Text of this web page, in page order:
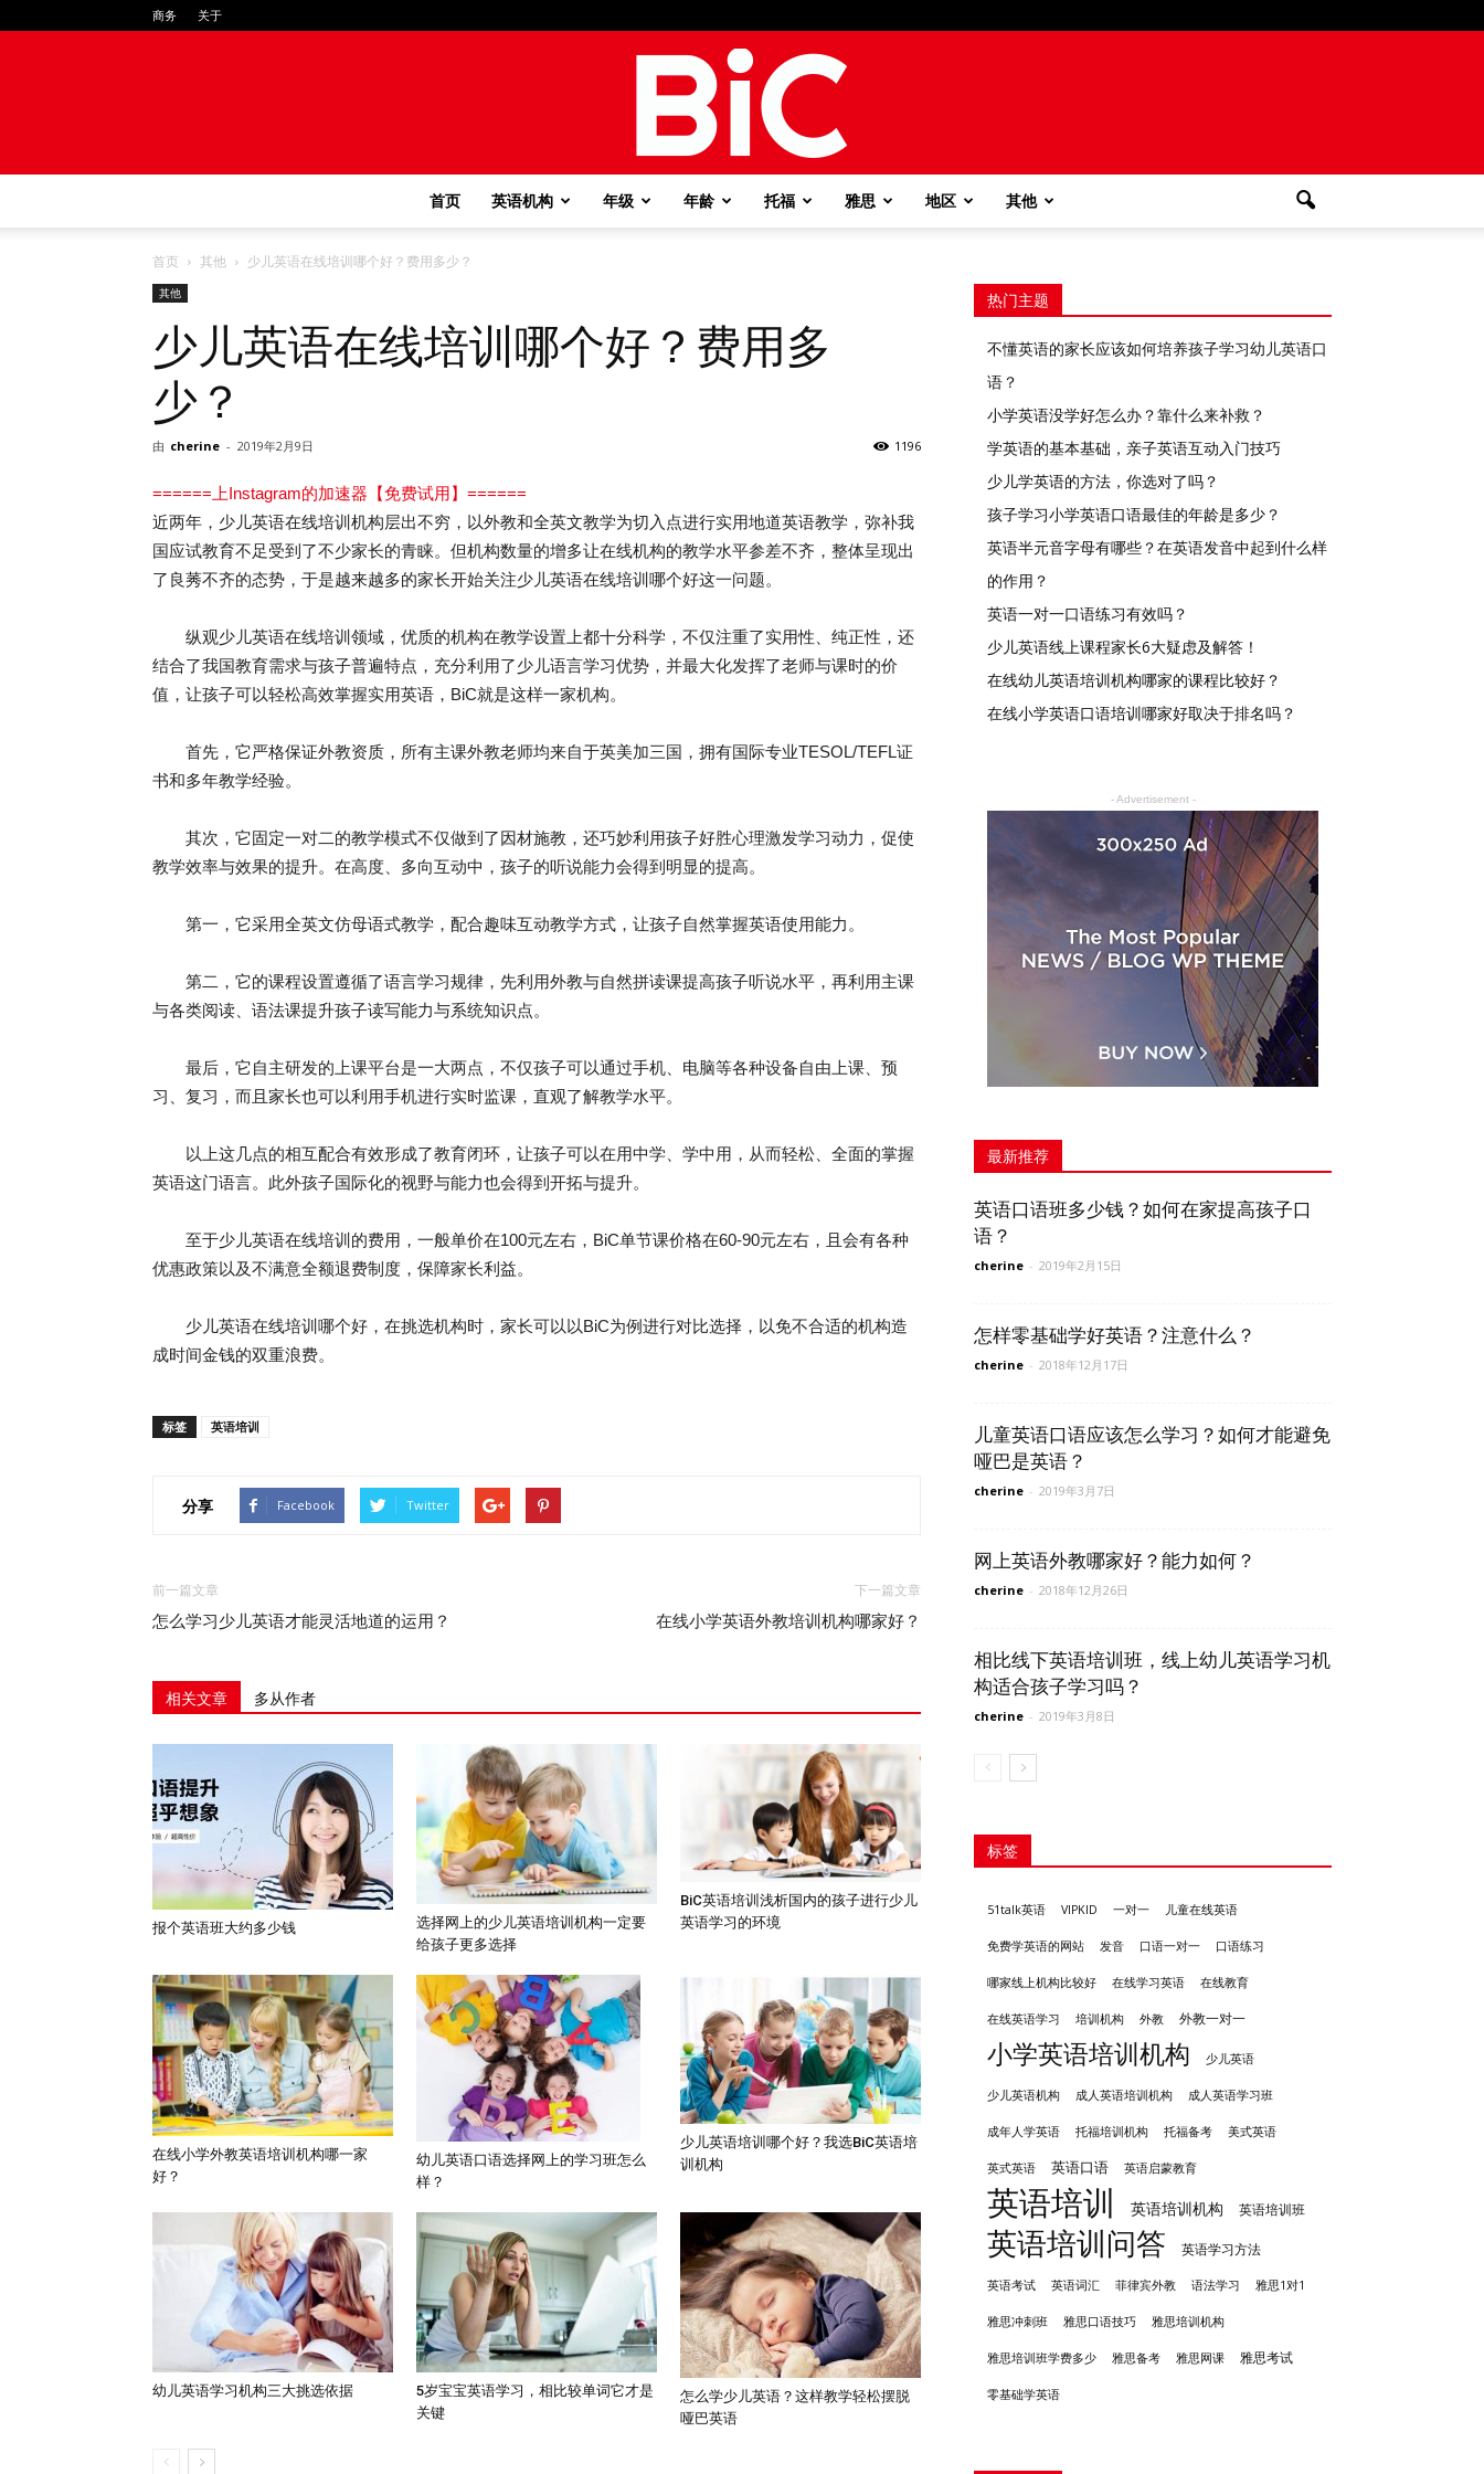
商务 关于
首页 英语机构 年级 年龄 托福 雅思 地区 其他
首页 其他 少儿英语在线培训哪个好？费用多少？
其他
少儿英语在线培训哪个好？费用多
少？
由 cherine - 2019年2月9日 1196
======上Instagram的加速器【免费试用】======
近两年，少儿英语在线培训机构层出不穷，以外教和全英文教学为切入点进行实用地道英语教学，弥补我
国应试教育不足受到了不少家长的青睐。但机构数量的增多让在线机构的教学水平参差不齐，整体呈现出
了良莠不齐的态势，于是越来越多的家长开始关注少儿英语在线培训哪个好这一问题。
纵观少儿英语在线培训领域，优质的机构在教学设置上都十分科学，不仅注重了实用性、纯正性，还
结合了我国教育需求与孩子普遍特点，充分利用了少儿语言学习优势，并最大化发挥了老师与课时的价
值，让孩子可以轻松高效掌握实用英语，BiC就是这样一家机构。
首先，它严格保证外教资质，所有主课外教老师均来自于英美加三国，拥有国际专业TESOL/TEFL证
书和多年教学经验。
其次，它固定一对二的教学模式不仅做到了因材施教，还巧妙利用孩子好胜心理激发学习动力，促使
教学效率与效果的提升。在高度、多向互动中，孩子的听说能力会得到明显的提高。
第一，它采用全英文仿母语式教学，配合趣味互动教学方式，让孩子自然掌握英语使用能力。
第二，它的课程设置遵循了语言学习规律，先利用外教与自然拼读课提高孩子听说水平，再利用主课
与各类阅读、语法课提升孩子读写能力与系统知识点。
最后，它自主研发的上课平台是一大两点，不仅孩子可以通过手机、电脑等各种设备自由上课、预
习、复习，而且家长也可以利用手机进行实时监课，直观了解教学水平。
以上这几点的相互配合有效形成了教育闭环，让孩子可以在用中学、学中用，从而轻松、全面的掌握
英语这门语言。此外孩子国际化的视野与能力也会得到开拓与提升。
至于少儿英语在线培训的费用，一般单价在100元左右，BiC单节课价格在60-90元左右，且会有各种
优惠政策以及不满意全额退费制度，保障家长利益。
少儿英语在线培训哪个好，在挑选机构时，家长可以以BiC为例进行对比选择，以免不合适的机构造
成时间金钱的双重浪费。
标签 英语培训
分享 Facebook Twitter
前一篇文章
怎么学习少儿英语才能灵活地道的运用？
下一篇文章
在线小学英语外教培训机构哪家好？
相关文章 多从作者
报个英语班大约多少钱
选择网上的少儿英语培训机构一定要
给孩子更多选择
BiC英语培训浅析国内的孩子进行少儿
英语学习的环境
在线小学外教英语培训机构哪一家
好？
幼儿英语口语选择网上的学习班怎么
样？
少儿英语培训哪个好？我选BiC英语培
训机构
幼儿英语学习机构三大挑选依据
5岁宝宝英语学习，相比较单词它才是
关键
怎么学少儿英语？这样教学轻松摆脱
哑巴英语
热门主题
不懂英语的家长应该如何培养孩子学习幼儿英语口
语？
小学英语没学好怎么办？靠什么来补救？
学英语的基本基础，亲子英语互动入门技巧
少儿学英语的方法，你选对了吗？
孩子学习小学英语口语最佳的年龄是多少？
英语半元音字母有哪些？在英语发音中起到什么样
的作用？
英语一对一口语练习有效吗？
少儿英语线上课程家长6大疑虑及解答！
在线幼儿英语培训机构哪家的课程比较好？
在线小学英语口语培训哪家好取决于排名吗？
- Advertisement -
最新推荐
英语口语班多少钱？如何在家提高孩子口
语？
cherine - 2019年2月15日
怎样零基础学好英语？注意什么？
cherine - 2018年12月17日
儿童英语口语应该怎么学习？如何才能避免
哑巴是英语？
cherine - 2019年3月7日
网上英语外教哪家好？能力如何？
cherine - 2018年12月26日
相比线下英语培训班，线上幼儿英语学习机
构适合孩子学习吗？
cherine - 2019年3月8日
标签
51talk英语 VIPKID 一对一 儿童在线英语
免费学英语的网站 发音 口语一对一 口语练习
哪家线上机构比较好 在线学习英语 在线教育
在线英语学习 培训机构 外教 外教一对一
小学英语培训机构 少儿英语
少儿英语机构 成人英语培训机构 成人英语学习班
成年人学英语 托福培训机构 托福备考 美式英语
英式英语 英语口语 英语启蒙教育
英语培训 英语培训机构 英语培训班
英语培训问答 英语学习方法
英语考试 英语词汇 菲律宾外教 语法学习 雅思1对1
雅思冲刺班 雅思口语技巧 雅思培训机构
雅思培训班学费多少 雅思备考 雅思网课 雅思考试
零基础学英语